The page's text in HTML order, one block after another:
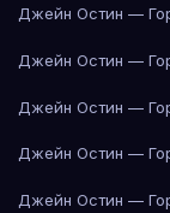
Джейн Остин —
Джейн Остин —
Джейн Остин —
Джейн Остин —
Джейн Остин —